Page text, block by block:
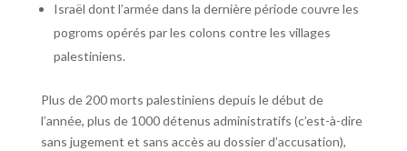
Israël dont l’armée dans la dernière période couvre les
pogroms opérés par les colons contre les villages
palestiniens.
Plus de 200 morts palestiniens depuis le début de
l’année, plus de 1000 détenus administratifs (c’est-à-dire
sans jugement et sans accès au dossier d’accusation),